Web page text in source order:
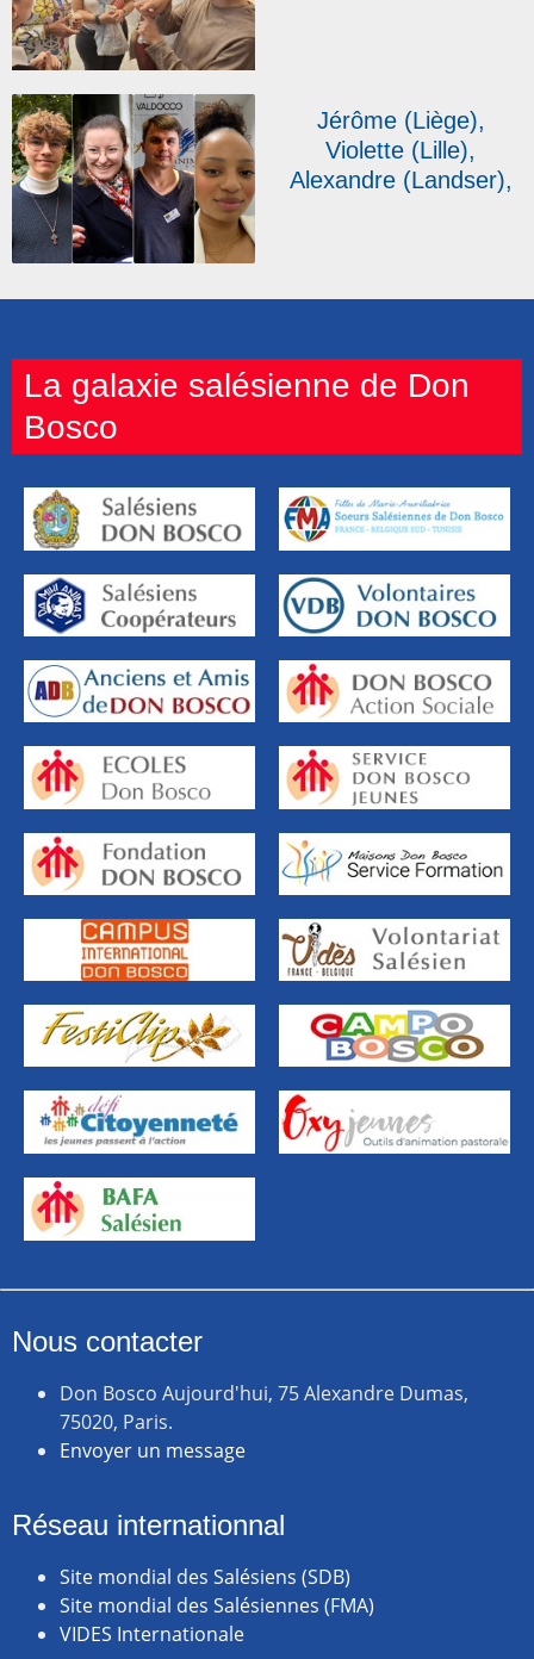
Jérôme (Liège),
Violette (Lille),
Alexandre (Landser),
témoignent
La galaxie salésienne de Don
Bosco
Nous contacter
Don Bosco Aujourd'hui, 75 Alexandre Dumas,
75020, Paris.
Envoyer un message
Réseau internationnal
Site mondial des Salésiens (SDB)
Site mondial des Salésiennes (FMA)
VIDES Internationale